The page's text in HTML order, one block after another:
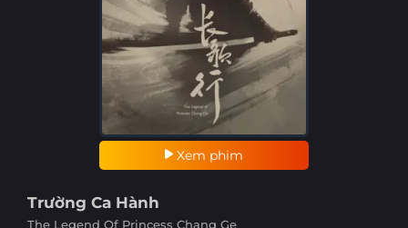
Xem phim
Trường Ca Hành
The Legend Of Princess Chang Ge